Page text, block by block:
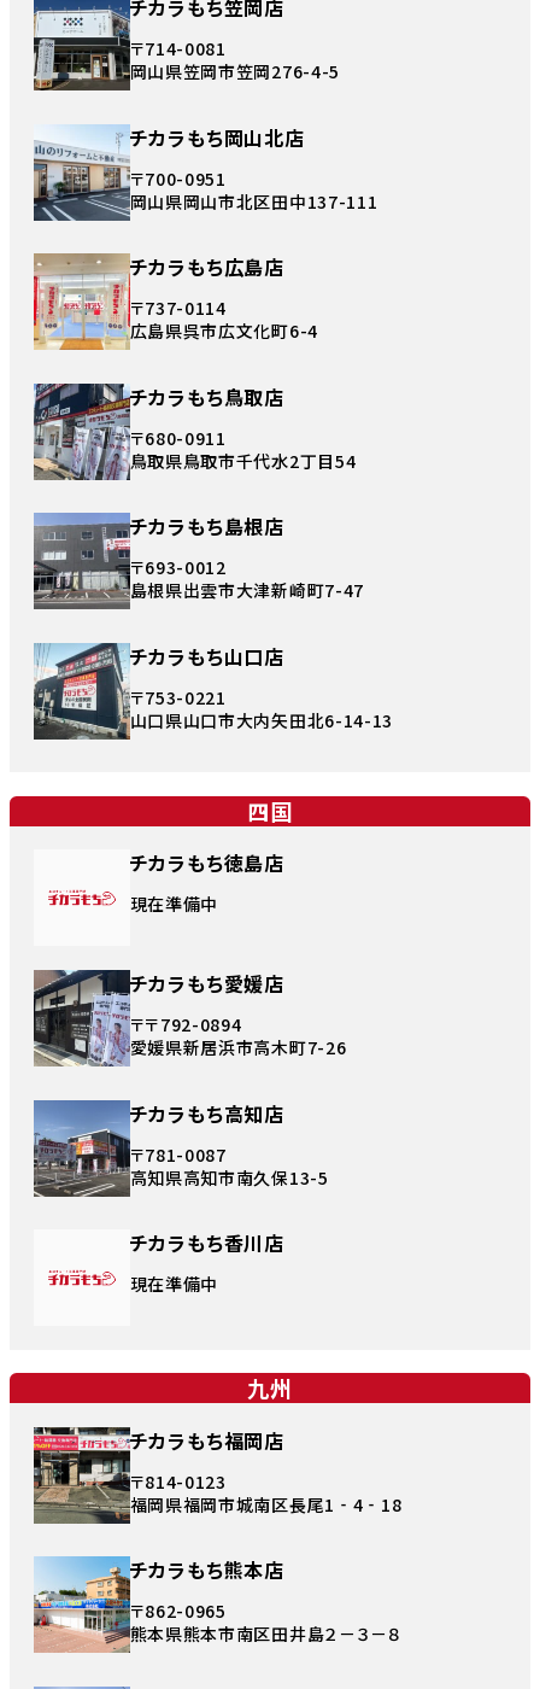
チカラもち笠岡店
〒714-0081
岡山県笠岡市笠岡276-4-5
チカラもち岡山北店
〒700-0951
岡山県岡山市北区田中137-111
チカラもち広島店
〒737-0114
広島県呉市広文化町6-4
チカラもち鳥取店
〒680-0911
鳥取県鳥取市千代水2丁目54
チカラもち島根店
〒693-0012
島根県出雲市大津新崎町7-47
チカラもち山口店
〒753-0221
山口県山口市大内矢田北6-14-13
四国
チカラもち徳島店
現在準備中
チカラもち愛媛店
〒〒792-0894
愛媛県新居浜市高木町7-26
チカラもち高知店
〒781-0087
高知県高知市南久保13-5
チカラもち香川店
現在準備中
九州
チカラもち福岡店
〒814-0123
福岡県福岡市城南区長尾1‐4‐18
チカラもち熊本店
〒862-0965
熊本県熊本市南区田井島２－３－８